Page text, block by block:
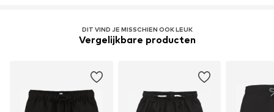
DIT VIND JE MISSCHIEN OOK LEUK
Vergelijkbare producten